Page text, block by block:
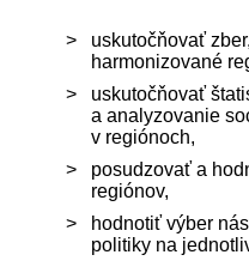
uskutočňovať
harmonizované
uskutočňovať
a analyzovanie
v regiónoch,
posudzovať a
regiónov,
hodnotiť výber
politiky na